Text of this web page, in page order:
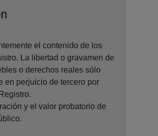
el contenido de los
La libertad o gravamen de
o derechos reales sólo
en perjuicio de tercero por
y el valor probatorio de